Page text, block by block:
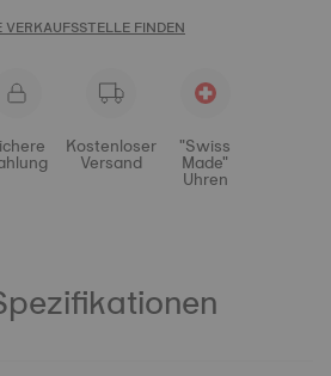
VERKAUFSSTELLE FINDEN
Kostenloser
Versand
"Swiss
Made"
Uhren